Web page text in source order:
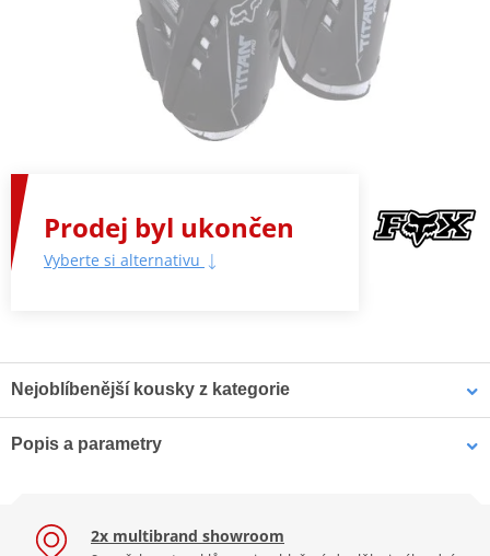
Prodej byl ukončen
Vyberte si alternativu
Nejoblíbenější kousky z kategorie
chrániče loktů BIONIC
Chrániče loktů a kolen RST
Popis a parametry
Chránič loktů FOX Titan Pro Elbow Grd CE
2x multibrand showroom